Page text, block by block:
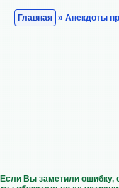
Главная » Анекдоты
Если Вы заметили ошибку,